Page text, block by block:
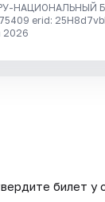
НАЦИОНАЛЬНЫЙ
erid:
2026
билет у